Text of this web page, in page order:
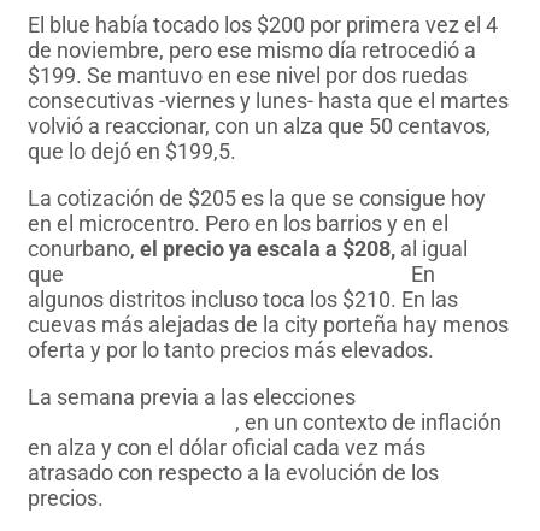
El blue había tocado los $200 por primera vez el 4
de noviembre, pero ese mismo día retrocedió a
$199. Se mantuvo en ese nivel por dos ruedas
consecutivas -viernes y lunes- hasta que el martes
volvió a reaccionar, con un alza que 50 centavos,
que lo dejó en $199,5.
La cotización de $205 es la que se consigue hoy
en el microcentro. Pero en los barrios y en el
conurbano, el precio ya escala a $208, al igual
que
En
algunos distritos incluso toca los $210. En las
cuevas más alejadas de la city porteña hay menos
oferta y por lo tanto precios más elevados.
La semana previa a las elecciones
, en un contexto de inflación
en alza y con el dólar oficial cada vez más
atrasado con respecto a la evolución de los
precios.